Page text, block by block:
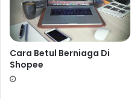
Cara Betul Berniaga Di
Shopee